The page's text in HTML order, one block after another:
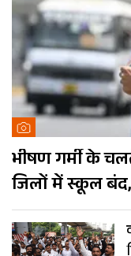
भीषण गर्मी के
जिलों में स्कूल बंद,
गर्म शहर